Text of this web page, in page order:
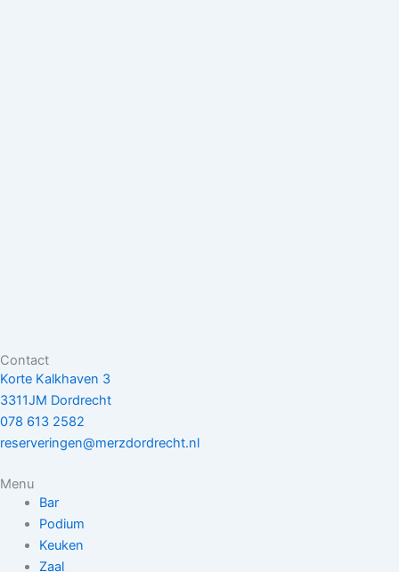
Contact
Korte Kalkhaven 3
3311JM Dordrecht
078 613 2582
reserveringen@merzdordrecht.nl
Menu
Bar
Podium
Keuken
Zaal